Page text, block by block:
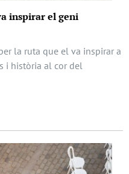
inspirar el geni
la ruta que el va inspirar a
i història al cor del